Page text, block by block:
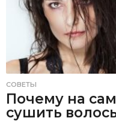
СОВЕТЫ
Почему на
сушить